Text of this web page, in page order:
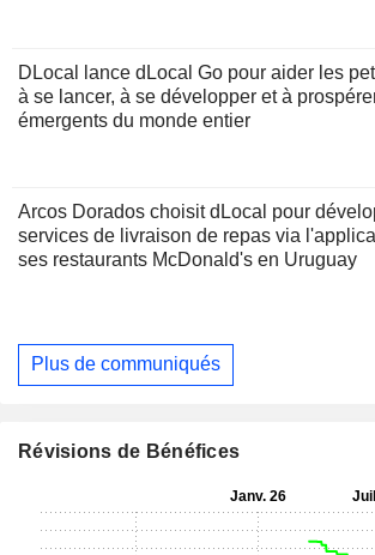
DLocal lance dLocal Go pour aider les
à se lancer, à se développer et à
émergents du monde entier
Arcos Dorados choisit dLocal pour
services de livraison de repas via
ses restaurants McDonald's en Uruguay
Plus de communiqués
Révisions de Bénéfices